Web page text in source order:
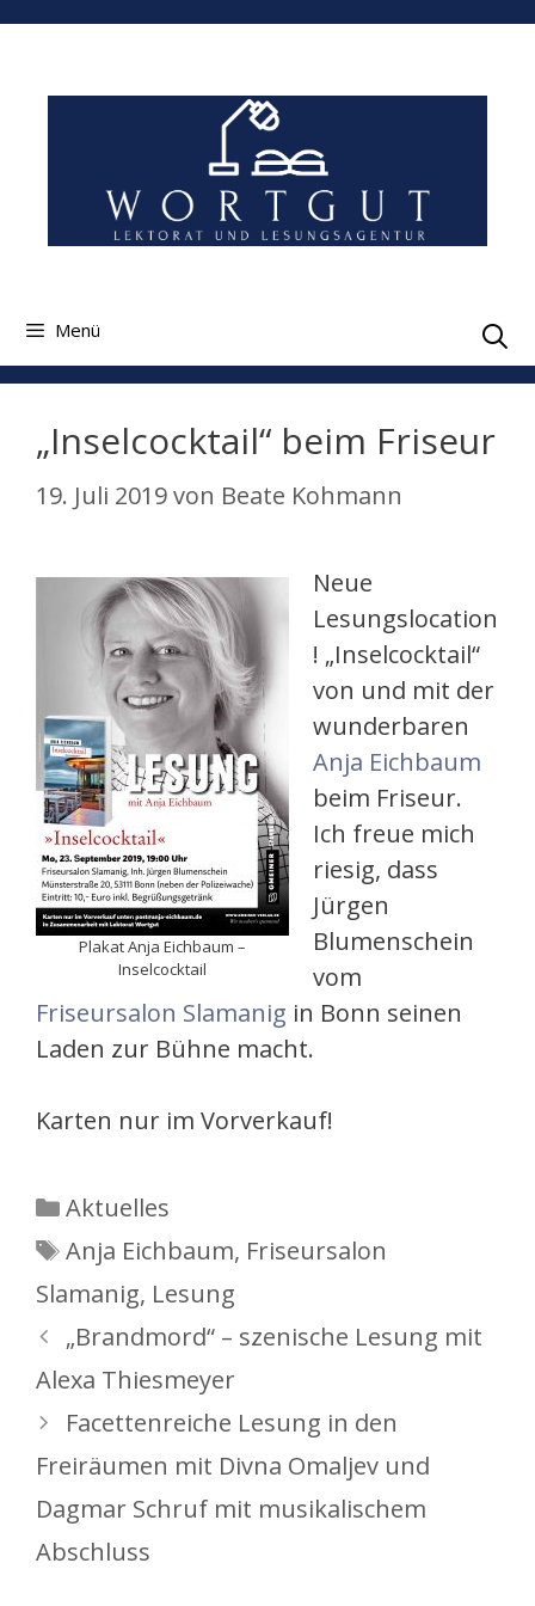
Zum
springen
Menü
„Inselcocktail“ beim Friseur
19. Juli 2019von Beate Kohmann
Plakat Anja Eichbaum –
Inselcocktail
Neue
Lesungslocation
! „Inselcocktail“
von und mit der
wunderbaren
Anja Eichbaum
beim Friseur.
Ich freue mich
riesig, dass
Jürgen
Blumenschein
vom
Friseursalon Slamanig in Bonn seinen
Laden zur Bühne macht.
Karten nur im Vorverkauf!
Kategorien
Aktuelles
Schlagwörter
Anja Eichbaum, Friseursalon
Slamanig, Lesung
„Brandmord“ – szenische Lesung mit
Alexa Thiesmeyer
Facettenreiche Lesung in den
Freiräumen mit Divna Omaljev und
Dagmar Schruf mit musikalischem
Abschluss